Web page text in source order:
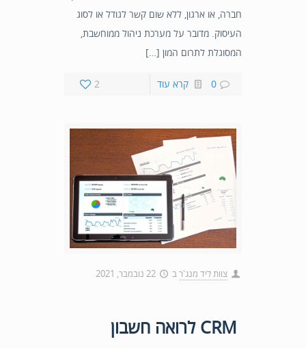
חברה, או ארגון, ללא שום קשר לגודל או לסוג
העיסוק. מדובר על מערכת ניהול ממוחשבת,
המסוגלת לתרום המון […]
2 0 קרא עוד
צוות ליד מנג'רב 22 נובמבר, 2021